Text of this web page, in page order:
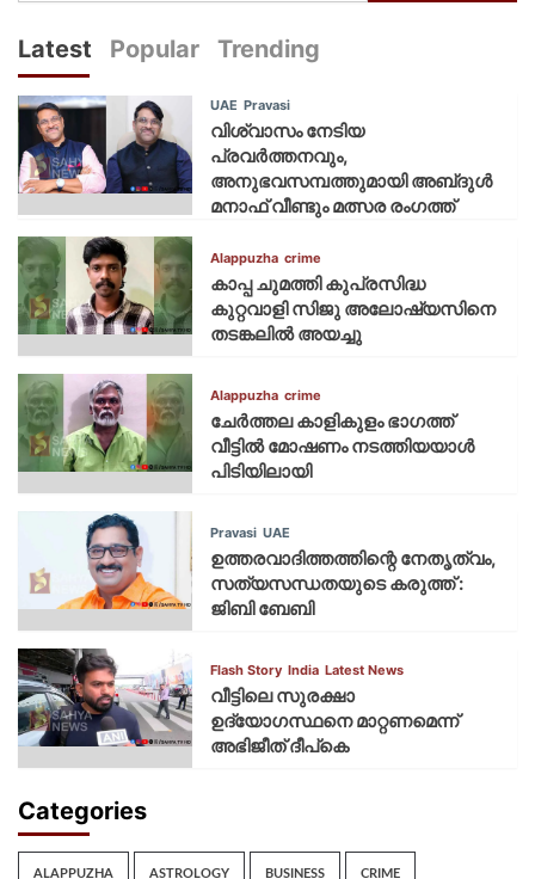
Latest Popular Trending
UAE Pravasi
വിശ്വാസം നേടിയ
പ്രവർത്തനവും,
അനുഭവസമ്പത്തുമായി അബ്‌ദുൾ
മനാഫ് വീണ്ടും മത്സര രംഗത്ത്
Alappuzha crime
കാപ്പ ചുമത്തി കുപ്രസിദ്ധ
കുറ്റവാളി സിജു അലോഷ്യസിനെ
തടങ്കലിൽ അയച്ചു
Alappuzha crime
ചേർത്തല കാളികുളം ഭാഗത്ത്
വീട്ടിൽ മോഷണം നടത്തിയയാൾ
പിടിയിലായി
Pravasi UAE
ഉത്തരവാദിത്തത്തിന്റെ നേതൃത്വം,
സത്യസന്ധതയുടെ കരുത്ത് :
ജിബി ബേബി
Flash Story India Latest News
വീട്ടിലെ സുരക്ഷാ
ഉദ്യോഗസ്ഥനെ മാറ്റണമെന്ന്
അഭിജീത് ദീപ്‌കെ
Categories
ALAPPUZHA ASTROLOGY BUSINESS CRIME